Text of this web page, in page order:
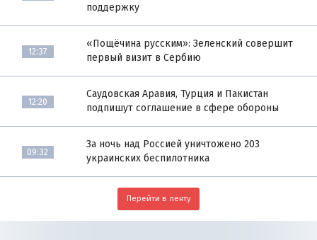
поддержку
12:37
«Пощёчина русским»: Зеленский совершит
первый визит в Сербию
12:20
Саудовская Аравия, Турция и Пакистан
подпишут соглашение в сфере обороны
09:32
За ночь над Россией уничтожено 203
украинских беспилотника
Перейти в ленту